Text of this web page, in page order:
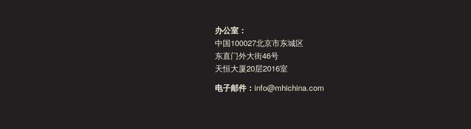
办公室：
中国100027北京市东城区
东直门外大街46号
天恒大厦20层2016室
电子邮件：info@mhichina.com